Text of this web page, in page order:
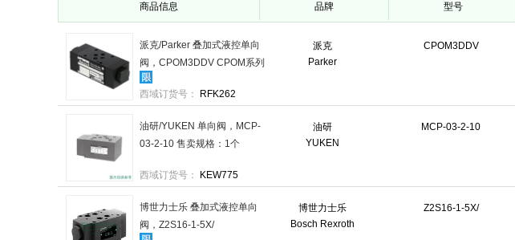
商品信息 品牌 型号
派克
Parker
CPOM3DDV
派克/Parker 叠加式液控单向
阀，CPOM3DDV CPOM系列
售卖规格：1个
西域订货号：
RFK262
油研
YUKEN
MCP-03-2-10
油研/YUKEN 单向阀，MCP-
03-2-10 售卖规格：1个
西域订货号： KEW775
博世力士乐
Bosch Rexroth
Z2S16-1-5X/
博世力士乐 叠加式液控单向
阀，Z2S16-1-5X/